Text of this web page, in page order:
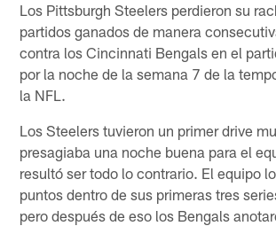
Los Pittsburgh Steelers perdieron su
partidos ganados de manera
contra los Cincinnati Bengals en el
por la noche de la semana 7 de la
la NFL.
Los Steelers tuvieron un primer drive
presagiaba una noche buena para el
resultó ser todo lo contrario. El equipo
puntos dentro de sus primeras tres
pero después de eso los Bengals